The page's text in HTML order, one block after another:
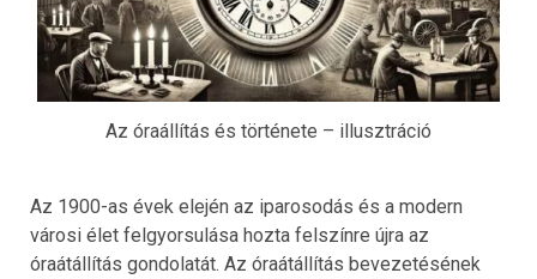
Az óraállítás és története – illusztráció
Az 1900-as évek elején az iparosodás és a modern
városi élet felgyorsulása hozta felszínre újra az
óraátállítás gondolatát. Az óraátállítás bevezetésének